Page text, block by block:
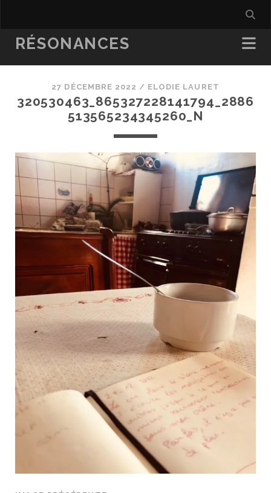
RÉSONANCES
27 DÉCEMBRE 2022 / ELODIE LAURET
320530463_865327228141794_2886
513565234345260_N